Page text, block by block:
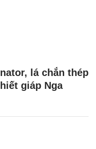
lá chắn thép
giáp Nga